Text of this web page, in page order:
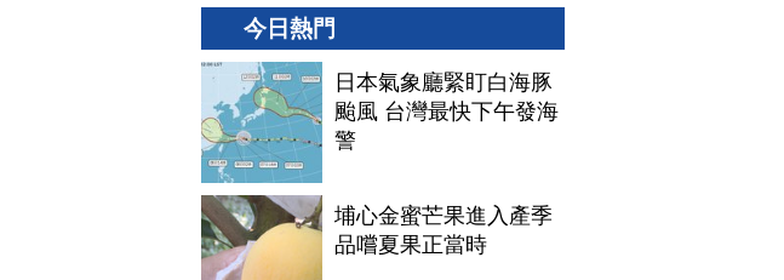
今日熱門
日本氣象廳緊盯白海豚
颱風 台灣最快下午發海
警
埔心金蜜芒果進入產季
品嚐夏果正當時